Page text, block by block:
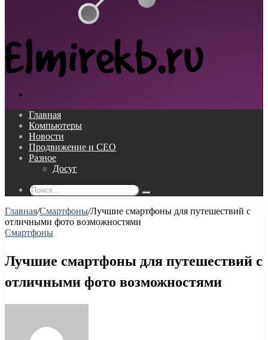
Главная
Компьютеры
Новости
Продвижение и СЕО
Разное
Досуг
Поиск...
Главная/Смартфоны/Лучшие смартфоны для путешествий с
отличными фото возможностями
Смартфоны
Лучшие смартфоны для путешествий с
отличными фото возможностями